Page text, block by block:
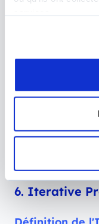
6. Iterative